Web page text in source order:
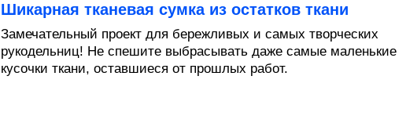
Шикарная тканевая сумка из остатков ткани
Замечательный проект для бережливых и самых творческих
рукодельниц! Не спешите выбрасывать даже самые маленькие
кусочки ткани, оставшиеся от прошлых работ.